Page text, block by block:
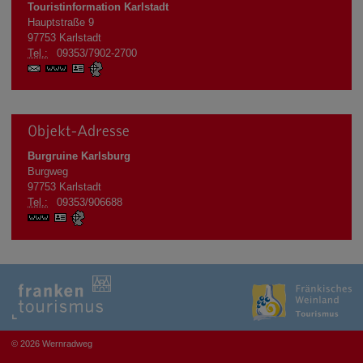
Touristinformation Karlstadt
Hauptstraße 9
97753 Karlstadt
Tel.:
09353/7902-2700
www.karlstadt.de
vCard
Objekt-Adresse
Burgruine Karlsburg
Burgweg
97753 Karlstadt
Tel.:
09353/906688
www.karlstadt.de
vCard
© 2026 Wernradweg